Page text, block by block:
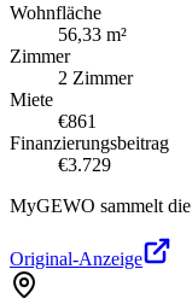
Wohnfläche
56,33 m²
Zimmer
2 Zimmer
Miete
€861
Finanzierungsbeitrag
€3.729
MyGEWO sammelt
Original-Anzeige